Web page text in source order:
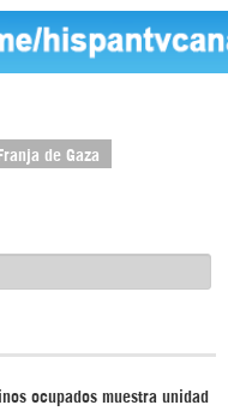
Franja de Gaza
ocupados muestra unidad